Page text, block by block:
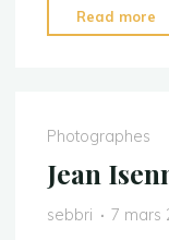
Read more
Photographes
Jean
sebbri 7 mars